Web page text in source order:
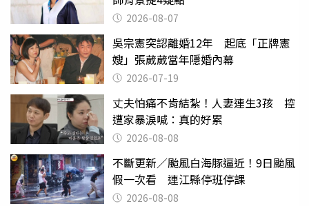
2026-08-07
吳宗憲突認離婚12年 起底「正牌憲
嫂」張葳葳當年隱婚內幕
2026-07-19
丈夫怕痛不肯結紮！人妻連生3孩 控
遭家暴淚喊：真的好累
2026-08-08
不斷更新／颱風白海豚逼近！9日颱風
假一次看 連江縣停班停課
2026-08-08